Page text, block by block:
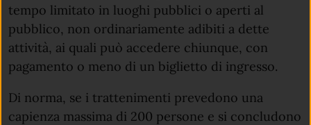
tempo limitato in luoghi pubblici o aperti al
pubblico, non ordinariamente adibiti a dette
attività, ai quali può accedere chiunque, con
pagamento o meno di un biglietto di ingresso.
Di norma, se i trattenimenti prevedono una
capienza massima di 200 persone e si concludono